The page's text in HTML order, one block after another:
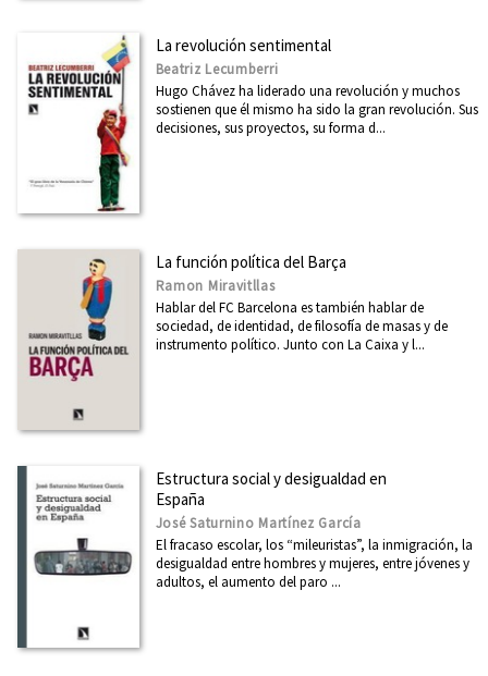
La revolución sentimental
Beatriz Lecumberri
Hugo Chávez ha liderado una revolución y muchos
sostienen que él mismo ha sido la gran revolución. Sus
decisiones, sus proyectos, su forma d...
La función política del Barça
Ramon Miravitllas
Hablar del FC Barcelona es también hablar de
sociedad, de identidad, de filosofía de masas y de
instrumento político. Junto con La Caixa y l...
Estructura social y desigualdad en
España
José Saturnino Martínez García
El fracaso escolar, los “mileuristas”, la inmigración, la
desigualdad entre hombres y mujeres, entre jóvenes y
adultos, el aumento del paro ...